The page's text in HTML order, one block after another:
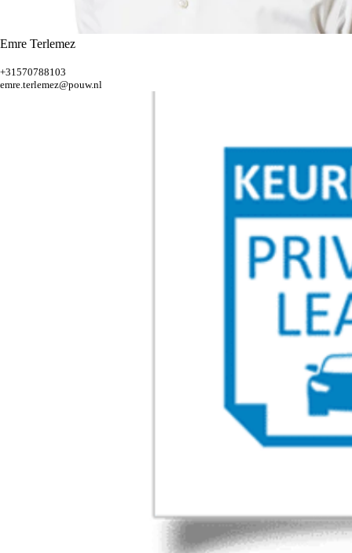
Emre Terlemez
+31570788103
emre.terlemez@pouw.nl